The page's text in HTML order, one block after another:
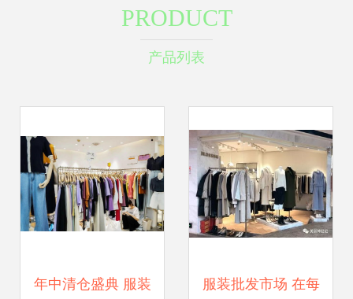
PRODUCT
产品列表
年中清仓盛典 服装 服装批发市场 在每